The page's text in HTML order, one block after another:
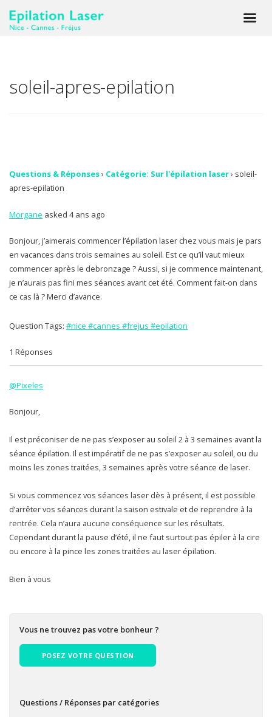
soleil-apres-epilation
Questions & Réponses› Catégorie: Sur l'épilation laser› soleil-
apres-epilation
Morgane asked 4 ans ago
Bonjour, j’aimerais commencer l’épilation laser chez vous mais je pars
en vacances dans trois semaines au soleil. Est ce qu’il vaut mieux
commencer après le debronzage ? Aussi, si je commence maintenant,
je n’aurais pas fini mes séances avant cet été. Comment fait-on dans
ce cas là ? Merci d’avance.
Question Tags: #nice #cannes #frejus #epilation
1 Réponses
@Pixeles
Bonjour,
Il est préconiser de ne pas s’exposer au soleil 2 à 3 semaines avant la
séance épilation. Il est impératif de ne pas s’exposer au soleil, ou du
moins les zones traitées, 3 semaines après votre séance de laser.
Si vous commencez vos séances laser dès à présent, il est possible
d’arrêter vos séances durant la saison estivale et de reprendre à la
rentrée. Cela n’aura aucune conséquence sur les résultats.
Cependant durant la pause d’été, il ne faut surtout pas épiler à la cire
ou encore à la pince les zones traitées au laser épilation.
Bien à vous
Vous ne trouvez pas votre bonheur ?
POSEZ VOTRE QUESTION
Questions / Réponses par catégories